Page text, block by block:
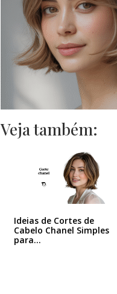
Veja também:
Ideias de Cortes de
Cabelo Chanel Simples
para…